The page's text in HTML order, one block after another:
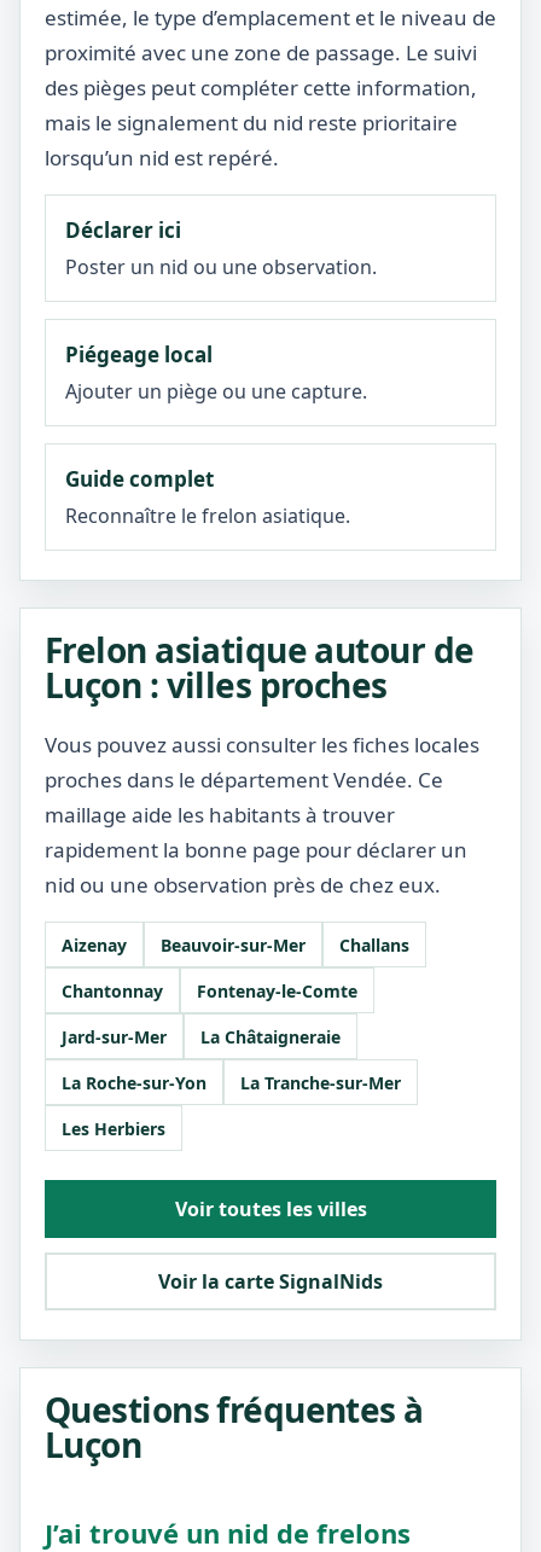
estimée, le type d’emplacement et le niveau de
proximité avec une zone de passage. Le suivi
des pièges peut compléter cette information,
mais le signalement du nid reste prioritaire
lorsqu’un nid est repéré.
Déclarer ici
Poster un nid ou une observation.
Piégeage local
Ajouter un piège ou une capture.
Guide complet
Reconnaître le frelon asiatique.
Frelon asiatique autour de
Luçon : villes proches
Vous pouvez aussi consulter les fiches locales
proches dans le département Vendée. Ce
maillage aide les habitants à trouver
rapidement la bonne page pour déclarer un
nid ou une observation près de chez eux.
Aizenay Beauvoir-sur-Mer
Challans
Chantonnay
Fontenay-le-Comte
Jard-sur-Mer
La Châtaigneraie
La Roche-sur-Yon
La Tranche-sur-Mer
Les Herbiers
Voir toutes les villes
Voir la carte SignalNids
Questions fréquentes à
Luçon
J’ai trouvé un nid de frelons